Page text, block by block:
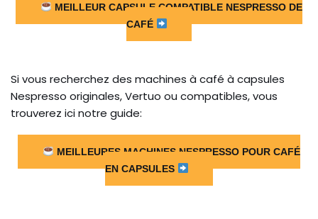
MEILLEUR CAPSULE COMPATIBLE NESPRESSO DE
CAFÉ
Si vous recherchez des machines à café à capsules
Nespresso originales, Vertuo ou compatibles, vous
trouverez ici notre guide:
MEILLEURES MACHINES NESPRESSO POUR CAFÉ
EN CAPSULES